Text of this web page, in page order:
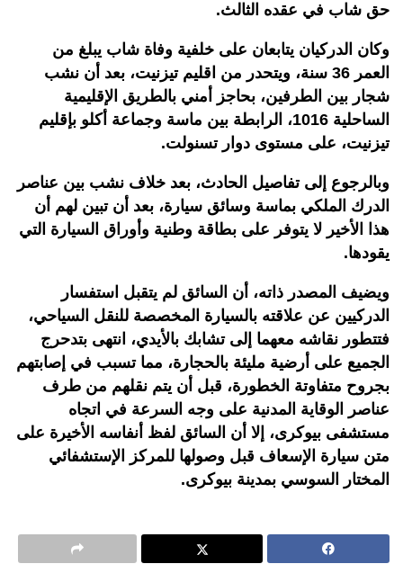
حق شاب في عقده الثالث.
وكان الدركيان يتابعان على خلفية وفاة شاب يبلغ من
العمر 36 سنة، ويتحدر من اقليم تيزنيت، بعد أن نشب
شجار بين الطرفين، بحاجز أمني بالطريق الإقليمية
الساحلية 1016، الرابطة بين ماسة وجماعة أكلو بإقليم
تيزنيت، على مستوى دوار تسنولت.
وبالرجوع إلى تفاصيل الحادث، بعد خلاف نشب بين عناصر
الدرك الملكي بماسة وسائق سيارة، بعد أن تبين لهم أن
هذا الأخير لا يتوفر على بطاقة وطنية وأوراق السيارة التي
يقودها.
ويضيف المصدر ذاته، أن السائق لم يتقبل استفسار
الدركيين عن علاقته بالسيارة المخصصة للنقل السياحي،
فتتطور نقاشه معهما إلى تشابك بالأيدي، انتهى بتدحرج
الجميع على أرضية مليئة بالحجارة، مما تسبب في إصابتهم
بجروح متفاوتة الخطورة، قبل أن يتم نقلهم من طرف
عناصر الوقاية المدنية على وجه السرعة في اتجاه
مستشفى بيوكرى، إلا أن السائق لفظ أنفاسه الأخيرة على
متن سيارة الإسعاف قبل وصولها للمركز الإستشفائي
المختار السوسي بمدينة بيوكرى.